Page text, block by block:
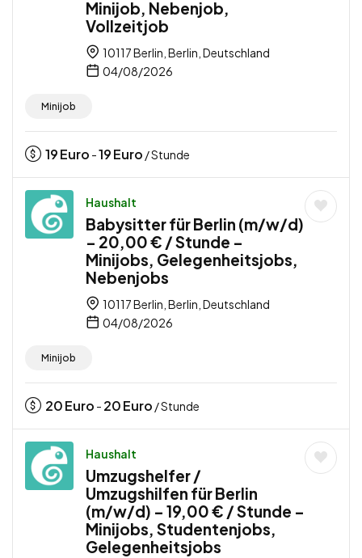
Minijob, Nebenjob,
Vollzeitjob
10117 Berlin, Berlin, Deutschland
04/08/2026
Minijob
19Euro -19Euro / Stunde
Haushalt
Babysitter für Berlin (m/w/d)
– 20,00 € / Stunde –
Minijobs, Gelegenheitsjobs,
Nebenjobs
10117 Berlin, Berlin, Deutschland
04/08/2026
Minijob
20Euro - 20Euro / Stunde
Haushalt
Umzugshelfer /
Umzugshilfen für Berlin
(m/w/d) – 19,00 € / Stunde –
Minijobs, Studentenjobs,
Gelegenheitsjobs